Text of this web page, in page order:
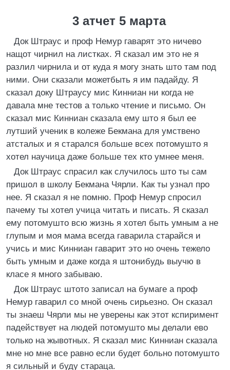
3 атчет 5 марта
Док Штраус и проф Немур гаварят это ничево
нащот чирнил на листках. Я сказал им это не я
разлил чирнила и от куда я могу знать што там под
ними. Они сказали можетбыть я им падайду. Я
сказал доку Штраусу мис Кинниан ни когда не
давала мне тестов а только чтение и письмо. Он
сказал мис Кинниан сказала ему што я был ее
лутший ученик в колеже Бекмана для умствено
атсталых и я старался больше всех потомушто я
хотел научица даже больше тех кто умнее меня.
Док Штраус спрасил как случилось што ты сам
пришол в школу Бекмана Чярли. Как ты узнал про
нее. Я сказал я не помню. Проф Немур спросил
пачему ты хотел учица читать и писать. Я сказал
ему потомушто всю жизнь я хотел быть умным а не
глупым и моя мама всегда гаварила старайся и
учись и мис Кинниан гаварит это но очень тежело
быть умным и даже когда я штонибудь выучю в
класе я много забываю.
Док Штраус штото записал на бумаге а проф
Немур гаварил со мной очень сирьезно. Он сказал
ты знаеш Чярли мы не уверены как этот кспиримент
падействует на людей потомушто мы делали ево
только на жывотных. Я сказал мис Кинниан сказала
мне но мне все равно если будет больно потомушто
я сильный и буду стараца.